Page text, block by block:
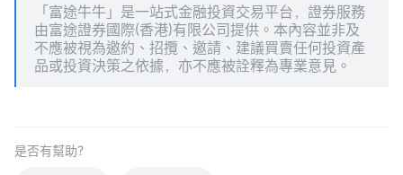
「富途牛牛」是一站式金融投資交易平台，證券服務
由富途證券國際(香港)有限公司提供。本內容並非及
不應被視為邀約、招攬、邀請、建議買賣任何投資產
品或投資決策之依據，亦不應被詮釋為專業意見。
是否有幫助？